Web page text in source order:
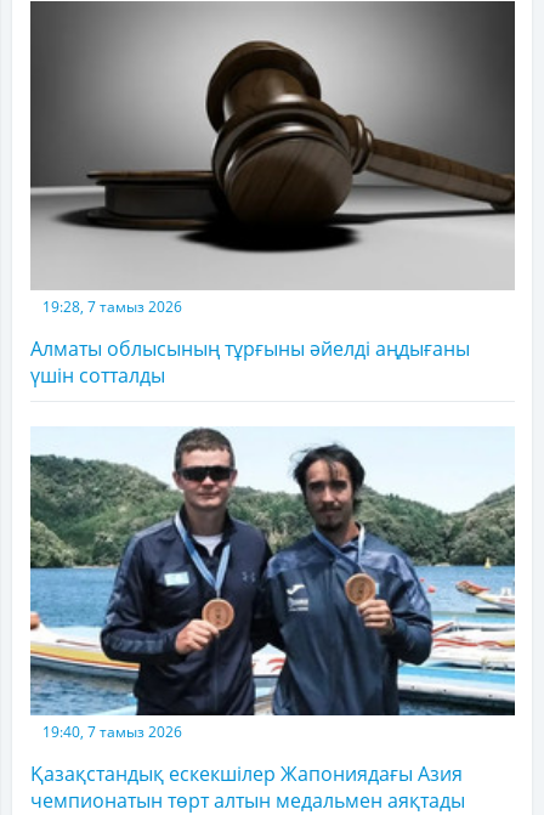
19:28, 7 тамыз 2026
Алматы облысының тұрғыны әйелді аңдығаны
үшін сотталды
19:40, 7 тамыз 2026
Қазақстандық ескекшілер Жапониядағы Азия
чемпионатын төрт алтын медальмен аяқтады